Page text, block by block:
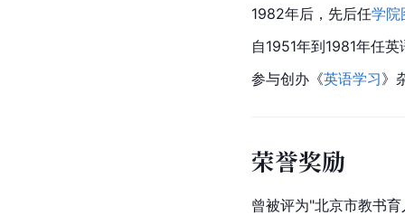
1982年后，先后任学院
自1951年到1981年任
参与创办《英语学习》
荣誉奖励
曾被评为"北京市教书